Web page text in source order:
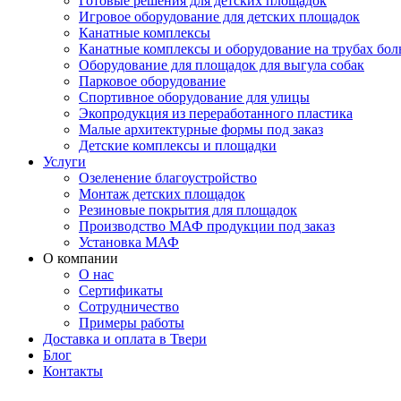
Игровое оборудование для детских площадок
Канатные комплексы
Канатные комплексы и оборудование на трубах
Оборудование для площадок для выгула собак
Парковое оборудование
Спортивное оборудование для улицы
Экопродукция из переработанного пластика
Малые архитектурные формы под заказ
Детские комплексы и площадки
Услуги
Озеленение благоустройство
Монтаж детских площадок
Резиновые покрытия для площадок
Производство МАФ продукции под заказ
Установка МАФ
О компании
О нас
Сертификаты
Сотрудничество
Примеры работы
Доставка и оплата в Твери
Блог
Контакты